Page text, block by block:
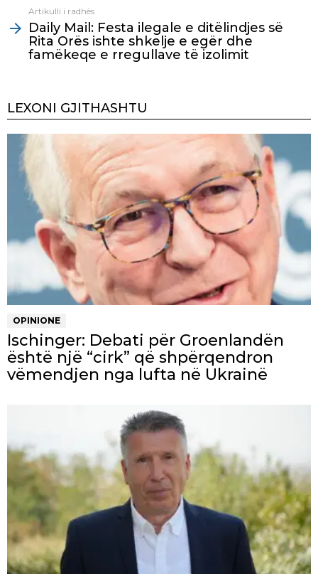
Artikulli i radhës
Daily Mail: Festa ilegale e ditëlindjes së
Rita Orës ishte shkelje e egër dhe
famëkeqe e rregullave të izolimit
LEXONI GJITHASHTU
OPINIONE
Ischinger: Debati për Groenlandën
është një “cirk” që shpërqendron
vëmendjen nga lufta në Ukrainë